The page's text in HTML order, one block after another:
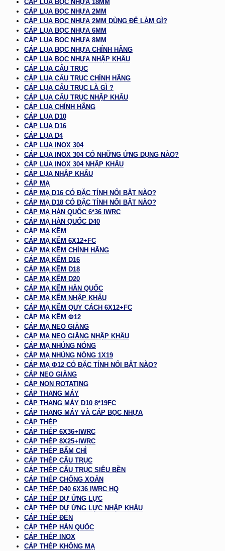
CÁP LỤA BỌC NHỰA 18MM
CÁP LỤA BỌC NHỰA 2MM
CÁP LỤA BỌC NHỰA 2MM DÙNG ĐỂ LÀM GÌ?
CÁP LỤA BỌC NHỰA 6MM
CÁP LỤA BỌC NHỰA 8MM
CÁP LỤA BỌC NHỰA CHÍNH HÃNG
CÁP LỤA BỌC NHỰA NHẬP KHẨU
CÁP LỤA CẨU TRỤC
CÁP LỤA CẨU TRỤC CHÍNH HÃNG
CÁP LỤA CẨU TRỤC LÀ GÌ ?
CÁP LỤA CẨU TRỤC NHẬP KHẨU
CÁP LỤA CHÍNH HÃNG
CÁP LỤA D10
CÁP LỤA D16
CÁP LỤA D4
CÁP LỤA INOX 304
CÁP LỤA INOX 304 CÓ NHỮNG ỨNG DỤNG NÀO?
CÁP LỤA INOX 304 NHẬP KHẨU
CÁP LỤA NHẬP KHẨU
CÁP MẠ
CÁP MẠ D16 CÓ ĐẶC TÍNH NỔI BẬT NÀO?
CÁP MẠ D18 CÓ ĐẶC TÍNH NỔI BẬT NÀO?
CÁP MẠ HÀN QUỐC 6*36 IWRC
CÁP MẠ HÀN QUỐC D40
CÁP MẠ KẼM
CÁP MẠ KẼM 6X12+FC
CÁP MẠ KẼM CHÍNH HÃNG
CÁP MẠ KẼM D16
CÁP MẠ KẼM D18
CÁP MẠ KẼM D20
CÁP MẠ KẼM HÀN QUỐC
CÁP MẠ KẼM NHẬP KHẨU
CÁP MẠ KẼM QUY CÁCH 6X12+FC
CÁP MẠ KẼM Φ12
CÁP MẠ NEO GIẰNG
CÁP MẠ NEO GIẰNG NHẬP KHẨU
CÁP MẠ NHÚNG NÓNG
CÁP MẠ NHÚNG NÓNG 1X19
CÁP MẠ Φ12 CÓ ĐẶC TÍNH NỔI BẬT NÀO?
CÁP NEO GIẰNG
CÁP NON ROTATING
CÁP THANG MÁY
CÁP THANG MÁY D10 8*19FC
CÁP THANG MÁY VÀ CÁP BỌC NHỰA
CÁP THÉP
CÁP THÉP 6X36+IWRC
CÁP THÉP 8X25+IWRC
CÁP THÉP BẤM CHÌ
CÁP THÉP CẨU TRỤC
CÁP THÉP CẨU TRỤC SIÊU BỀN
CÁP THÉP CHỐNG XOẮN
CÁP THÉP D40 6X36 IWRC HQ
CÁP THÉP DỰ ỨNG LỰC
CÁP THÉP DỰ ỨNG LỰC NHẬP KHẨU
CÁP THÉP ĐEN
CÁP THÉP HÀN QUỐC
CÁP THÉP INOX
CÁP THÉP KHÔNG MẠ